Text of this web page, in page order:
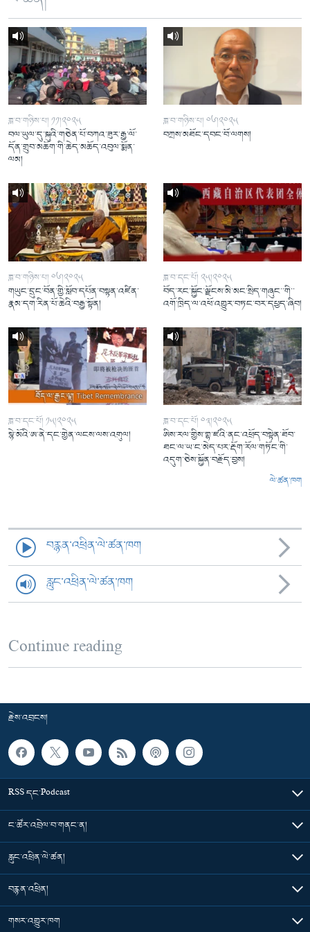
ཟླ་བ་གཉིས་པ། ༡༡།༢༠༢༥
བལ་ཡུལ་དུ་སྐུའི་གཅེན་པོ་བཀའ་ཟུར་རྒྱ་ལོ་
དོན་གྲུབ་མཆོག་གི་ཆེད་མཆོད་འབུལ་སྨོན་
ལམ།
ཟླ་བ་གཉིས་པ། ༠༦།༢༠༢༥
བཀྲས་མཐོང་དབང་བོ་ལགས།
ཟླ་བ་གཉིས་པ། ༠༦།༢༠༢༥
གཡུང་དྲུང་བོན་གྱི་སློབ་དཔོན་བསྟན་འཛིན་
རྣམ་དག་རིན་པོ་ཆེའི་བརྒྱ་སྟོན།
ཟླ་བ་དང་པོ། ༢༥།༢༠༢༥
བོད་རང་སྐྱོང་ལྗོངས་མི་མང་སྲིད་གཞུང་་གི་་
འགོ་ཁྲིད་ལ་འཕོ་འགྱུར་བཏང་བར་དཔྱད་ཞིབ།
ཟླ་བ་དང་པོ། ༡༥།༢༠༢༥
སྙེ་མོའི་ཨ་ནེ་དང་གྱེན་ལངས་ལས་འགུལ།
ཟླ་བ་དང་པོ། ༠༣།༢༠༢༥
ཨིས་རལ་གྱིས་གྷ་ཛའི་ནང་འཕྲོད་བསྟེན་ཐོབ་
ཐང་ལ་ཡ་ང་མེད་པར་རྡོག་རོལ་གཏོང་གི་
འདུག་ཅེས་སྐྱོན་བརྗོད་བྱས།
ལེ་ཚན་ཁག
བརྙན་འཕྲིན་ལེ་ཚན་ཁག
རླུང་འཕྲིན་ལེ་ཚན་ཁག
Continue reading
རྗེས་འབྲངས།
RSS དང་Podcast
ང་ཚོར་འབྲེལ་བ་གནང་ན།
རླུང་འཕྲིན་ལེ་ཚན།
བརྙན་འཕྲིན།
གསར་འགྱུར་ཁག